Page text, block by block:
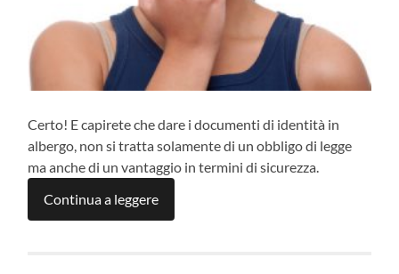
Certo! E capirete che dare i documenti di identità in
albergo, non si tratta solamente di un obbligo di legge
ma anche di un vantaggio in termini di sicurezza.
Continua a leggere